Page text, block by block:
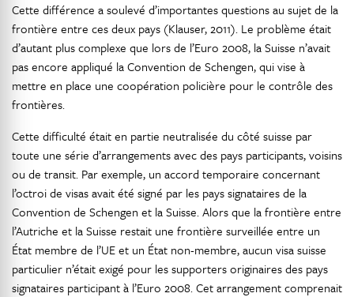
Cette différence a soulevé d’importantes questions au sujet de la
frontière entre ces deux pays (Klauser, 2011). Le problème était
d’autant plus complexe que lors de l’Euro 2008, la Suisse n’avait
pas encore appliqué la Convention de Schengen, qui vise à
mettre en place une coopération policière pour le contrôle des
frontières.
Cette difficulté était en partie neutralisée du côté suisse par
toute une série d’arrangements avec des pays participants, voisins
ou de transit. Par exemple, un accord temporaire concernant
l’octroi de visas avait été signé par les pays signataires de la
Convention de Schengen et la Suisse. Alors que la frontière entre
l’Autriche et la Suisse restait une frontière surveillée entre un
État membre de l’UE et un État non-membre, aucun visa suisse
particulier n’était exigé pour les supporters originaires des pays
signataires participant à l’Euro 2008. Cet arrangement comprenait